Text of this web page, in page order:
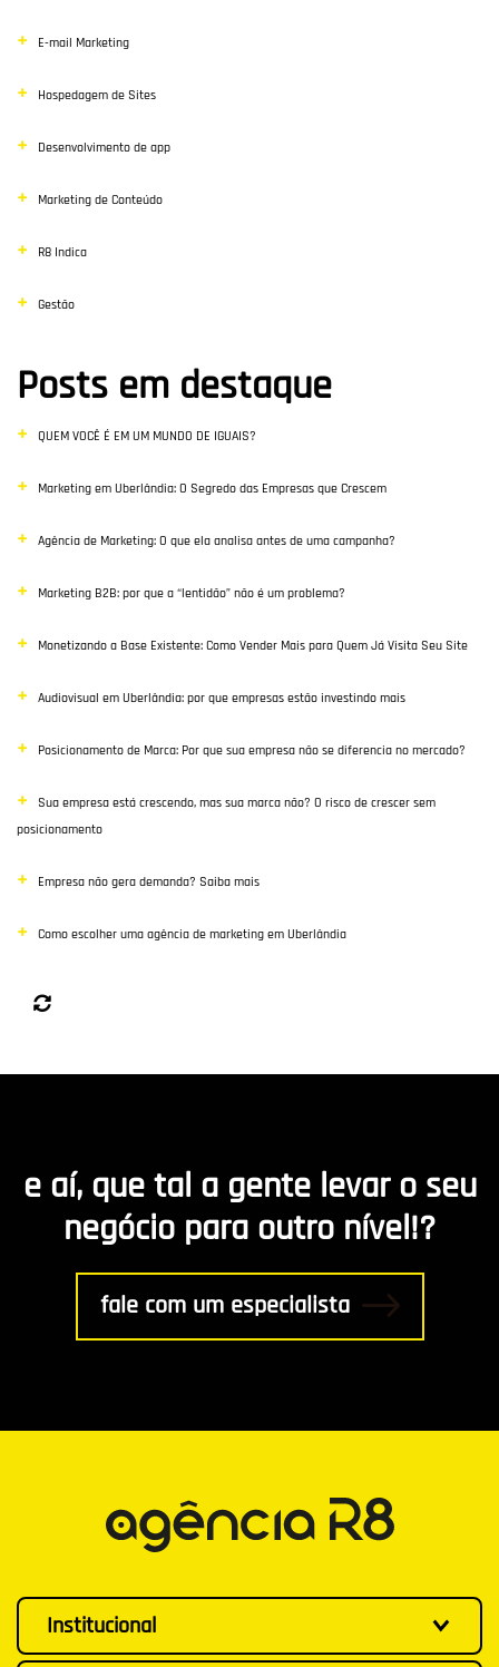
E-mail Marketing
Hospedagem de Sites
Desenvolvimento de app
Marketing de Conteúdo
R8 Indica
Gestão
Posts em destaque
QUEM VOCÊ É EM UM MUNDO DE IGUAIS?
Marketing em Uberlândia: O Segredo das Empresas que Crescem
Agência de Marketing: O que ela analisa antes de uma campanha?
Marketing B2B: por que a “lentidão” não é um problema?
Monetizando a Base Existente: Como Vender Mais para Quem Já Visita Seu Site
Audiovisual em Uberlândia: por que empresas estão investindo mais
Posicionamento de Marca: Por que sua empresa não se diferencia no mercado?
Sua empresa está crescendo, mas sua marca não? O risco de crescer sem
posicionamento
Empresa não gera demanda? Saiba mais
Como escolher uma agência de marketing em Uberlândia
e aí, que tal a gente levar o seu
negócio para outro nível!?
fale com um especialista
Institucional